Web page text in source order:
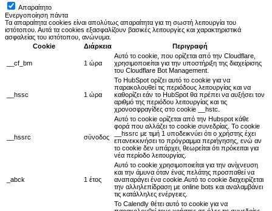
Απαραίτητο
Ενεργοποίηση πάντα
Τα απαραίτητα cookies είναι απολύτως απαραίτητα για τη σωστή λειτουργία του
ιστότοπου. Αυτά τα cookies εξασφαλίζουν βασικές λειτουργίες και χαρακτηριστικά
ασφαλείας του ιστότοπου, ανώνυμα.
Cookie
Διάρκεια Περιγραφή
__cf_bm 1 ώρα
Αυτό το cookie, που ορίζεται από την Cloudflare,
χρησιμοποιείται για την υποστήριξη της διαχείρισης
του Cloudflare Bot Management.
__hssc 1 ώρα
Το HubSpot ορίζει αυτό το cookie για να
παρακολουθεί τις περιόδους λειτουργίας και να
καθορίζει εάν το HubSpot θα πρέπει να αυξήσει τον
αριθμό της περιόδου λειτουργίας και τις
χρονοσφραγίδες στο cookie __hstc.
__hssrc σύνοδος
Αυτό το cookie ορίζεται από την Hubspot κάθε
φορά που αλλάζει το cookie συνεδρίας. Το cookie
__hssrc με τιμή 1 υποδεικνύει ότι ο χρήστης έχει
επανεκκινήσει το πρόγραμμα περιήγησης, ενώ αν
το cookie δεν υπάρχει, θεωρείται ότι πρόκειται για
νέα περίοδο λειτουργίας.
_abck 1 έτος
Αυτό το cookie χρησιμοποιείται για την ανίχνευση
και την άμυνα όταν ένας πελάτης προσπαθεί να
αναπαράγει ένα cookie.Αυτό το cookie διαχειρίζεται
την αλληλεπίδραση με online bots και αναλαμβάνει
τις κατάλληλες ενέργειες.
Το Calendly θέτει αυτό το cookie για να